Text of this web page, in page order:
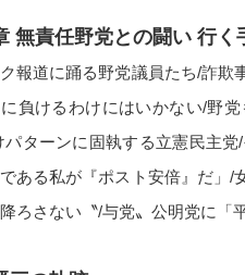
無責任野党との闘い 行く
報道に踊る野党議員たち/詐欺
に負けるわけにはいかない/野
パターンに固執する立憲民主
ある私が『ポスト安倍』だ」/
ろさない〝/与党〟公明党に「